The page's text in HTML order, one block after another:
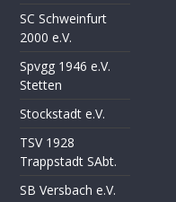
SC Schweinfurt
2000 e.V.
Spvgg 1946 e.V.
Stetten
Stockstadt e.V.
TSV 1928
Trappstadt SAbt.
SB Versbach e.V.